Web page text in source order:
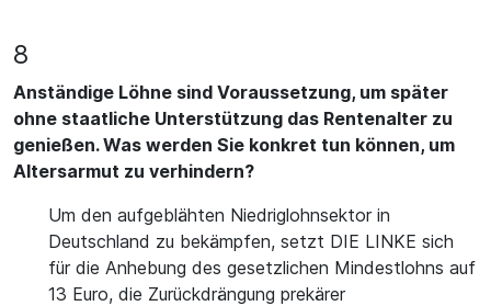
8
Anständige Löhne sind Voraussetzung, um später
ohne staatliche Unterstützung das Rentenalter zu
genießen. Was werden Sie konkret tun können, um
Altersarmut zu verhindern?
Um den aufgeblähten Niedriglohnsektor in
Deutschland zu bekämpfen, setzt DIE LINKE sich
für die Anhebung des gesetzlichen Mindestlohns auf
13 Euro, die Zurückdrängung prekärer